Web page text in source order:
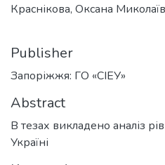
Краснікова, Оксана
Publisher
Запоріжжя: ГО «СІЕУ»
Abstract
В тезах викладено аналіз
Україні